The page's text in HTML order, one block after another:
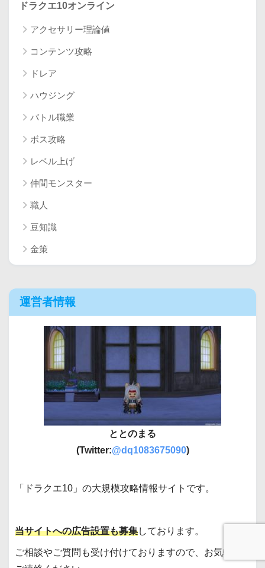
ドラクエ10オンライン
アクセサリー理論値
コンテンツ攻略
ドレア
ハウジング
バトル職業
ボス攻略
レベル上げ
仲間モンスター
職人
豆知識
金策
運営者情報
ととのまる
(Twitter:@dq1083675090)
「ドラクエ10」の大規模攻略情報サイトです。
当サイトへの広告設置も募集しております。
ご相談やご質問も受け付けておりますので、お気軽に